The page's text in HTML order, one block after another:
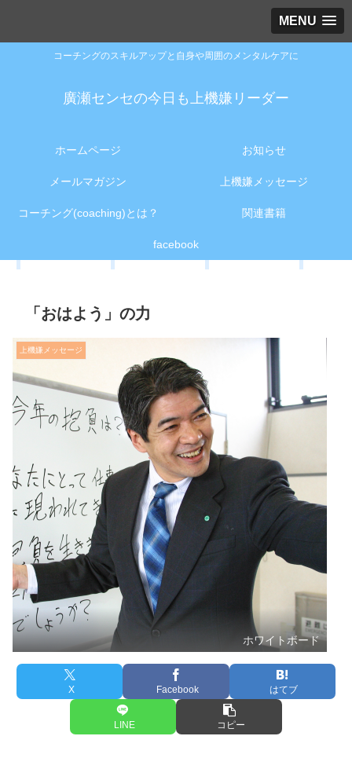
MENU
コーチングのスキルアップと自身や周囲のメンタルケアに
廣瀬センセの今日も上機嫌リーダー
ホームページ お知らせ
メールマガジン 上機嫌メッセージ
コーチング(coaching)とは？ 関連書籍
facebook
「おはよう」の力
上機嫌メッセージ
ホワイトボード
X Facebook はてブ
LINE コピー